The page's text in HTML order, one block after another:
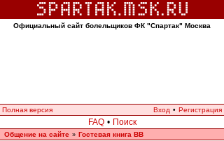
Официальный сайт болельщиков ФК "Спартак" Москва
Полная версия Вход • Регистрация
FAQ • Поиск
Общение на сайте » Гостевая книга ВВ